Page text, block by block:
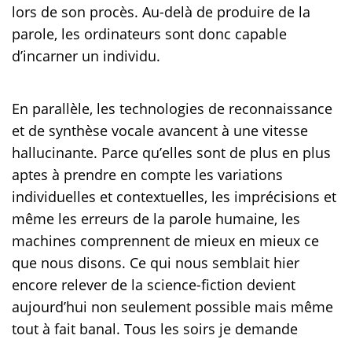
lors de son procès. Au-delà de produire de la
parole, les ordinateurs sont donc capable
d’incarner un individu.
En parallèle, les technologies de reconnaissance
et de synthèse vocale avancent à une vitesse
hallucinante. Parce qu’elles sont de plus en plus
aptes à prendre en compte les variations
individuelles et contextuelles, les imprécisions et
même les erreurs de la parole humaine, les
machines comprennent de mieux en mieux ce
que nous disons. Ce qui nous semblait hier
encore relever de la science-fiction devient
aujourd’hui non seulement possible mais même
tout à fait banal. Tous les soirs je demande